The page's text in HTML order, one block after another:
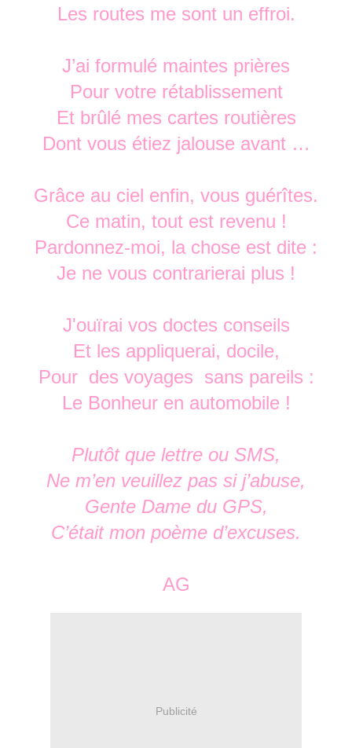
Les routes me sont un effroi.
J’ai formulé maintes prières
Pour votre rétablissement
Et brûlé mes cartes routières
Dont vous étiez jalouse avant …
Grâce au ciel enfin, vous guérîtes.
Ce matin, tout est revenu !
Pardonnez-moi, la chose est dite :
Je ne vous contrarierai plus !
J'ouïrai vos doctes conseils
Et les appliquerai, docile,
Pour des voyages sans pareils :
Le Bonheur en automobile !
Plutôt que lettre ou SMS,
Ne m’en veuillez pas si j’abuse,
Gente Dame du GPS,
C’était mon poème d’excuses.
AG
Publicité